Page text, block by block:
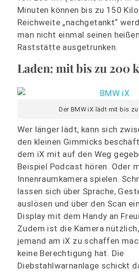
Minuten können bis zu 150
Reichweite „nachgetankt“
man nicht einmal seinen
Raststätte ausgetrunken.
Laden: mit bis zu 200
Der BMW iX lädt mit bis zu
Wer länger lädt, kann sich
den kleinen Gimmicks
dem iX mit auf den Weg
Beispiel Podcast hören. Oder
Innenraumkamera spielen.
lassen sich über Sprache,
auslösen und über den Scan
Display mit dem Handy an
Zudem ist die Kamera
jemand am iX zu schaffen
keine Berechtigung hat. Die
Diebstahlwarnanlage schickt